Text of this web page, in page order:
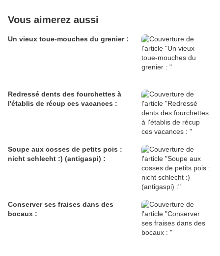
Vous aimerez aussi
Un vieux toue-mouches du grenier :
Redressé dents des fourchettes à
l'établis de récup ces vacances :
Soupe aux cosses de petits pois :
nicht schlecht :) (antigaspi) :
Conserver ses fraises dans des
bocaux :